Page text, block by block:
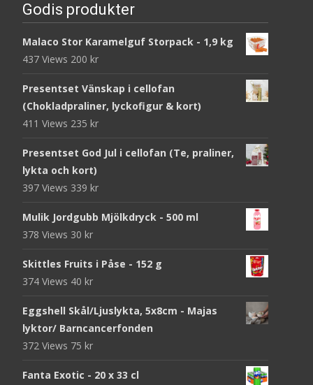
Godis produkter
Malaco Stor Karamelguf Storpack - 1,9 kg
437 Views 200 kr
Presentset Vänskap i cellofan
(Chokladpraliner, lyckofigur & kort)
411 Views 235 kr
Presentset God Jul i cellofan (Te, praliner,
lykta och kort)
397 Views 339 kr
Mulik Jordgubb Mjölkdryck - 500 ml
378 Views 30 kr
Skittles Fruits i Påse - 152 g
374 Views 40 kr
Eggshell Skål/Ljuslykta, 5x8cm - Majas
lyktor/ Barncancerfonden
372 Views 75 kr
Fanta Exotic - 20 x 33 cl